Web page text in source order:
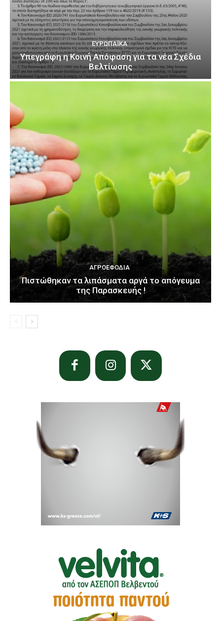
ΕΥΡΩΠΑΪΚΆ
Υπεγράφη η Κοινή Απόφαση για τα νέα Σχέδια
Βελτίωσης
ΑΓΡΟΕΦΌΔΙΑ
Πιστώθηκαν τα λιπάσματα αργά το απόγευμα
της Παρασκευής !